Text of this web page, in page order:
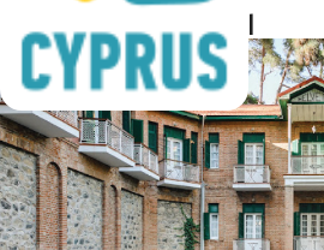
New Helvetia Hotel